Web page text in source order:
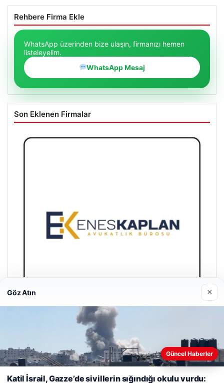
Rehbere Firma Ekle
WhatsApp üzerinden bize ulaşın, firmanızı hemen
listeleyelim.
WhatsApp Mesaj
Son Eklenen Firmalar
Enes Kaplan Avukatlık Bürosu
28/04/2026
Web sitemizi nasıl kullandığınızı daha iyi anlayabilmek,
Göz Atın ×
Güncel Haberler
Katil İsrail, Gazze’de sivillerin sığındığı okulu vurdu: